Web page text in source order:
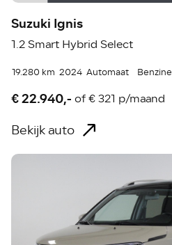
Suzuki Ignis
1.2 Smart Hybrid Select
19.280 km 2024 Automaat Benzine
€ 22.940,- of€ 321 p/maand
Bekijk auto